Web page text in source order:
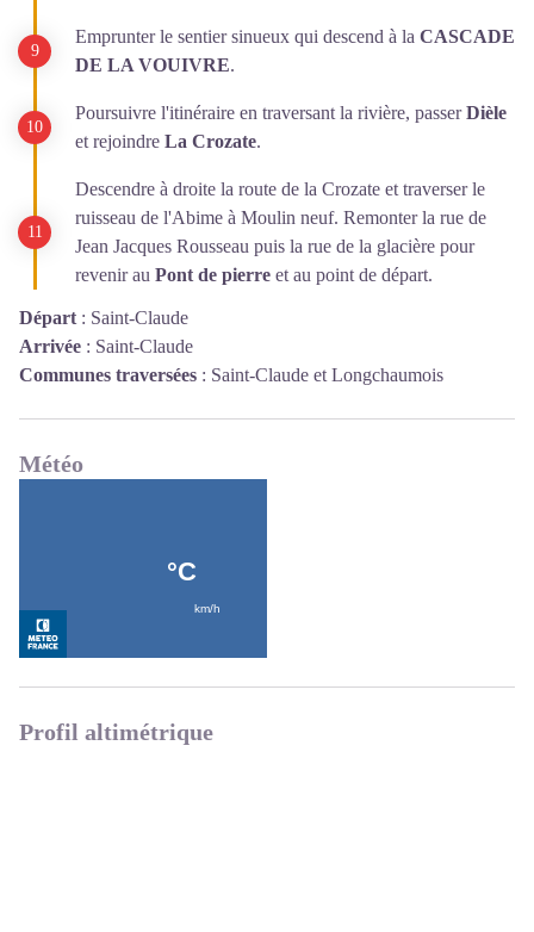
Emprunter le sentier sinueux qui descend à la CASCADE
DE LA VOUIVRE.
Poursuivre l'itinéraire en traversant la rivière, passerDièle
et rejoindre La Crozate.
Descendre à droite la route de la Crozate et traverser le
ruisseau de l'Abime à Moulin neuf. Remonter la rue de
Jean Jacques Rousseau puis la rue de la glacière pour
revenir au Pont de pierre et au point de départ.
Départ : Saint-Claude
Arrivée : Saint-Claude
Communes traversées : Saint-Claude et Longchaumois
Météo
Profil altimétrique